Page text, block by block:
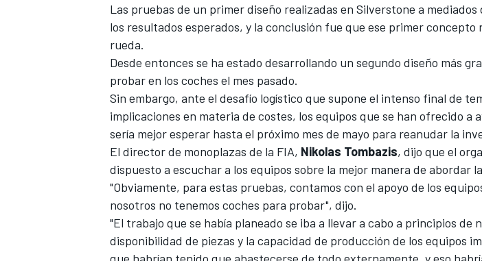
Las pruebas de un primer diseño realizadas en Silverstone a mediados
los resultados esperados, y la conclusión fue que ese primer
rueda.
Desde entonces se ha estado desarrollando un segundo diseño más
probar en los coches el mes pasado.
Sin embargo, ante el desafío logístico que supone el intenso final de
implicaciones en materia de costes, los equipos que se han ofrecido a
sería mejor esperar hasta el próximo mes de mayo para reanudar la
El director de monoplazas de la FIA, Nikolas Tombazis, dijo que el
dispuesto a escuchar a los equipos sobre la mejor manera de abordar
"Obviamente, para estas pruebas, contamos con el apoyo de los
nosotros no tenemos coches para probar", dijo.
"El trabajo que se había planeado se iba a llevar a cabo a principios de
disponibilidad de piezas y la capacidad de producción de los equipos